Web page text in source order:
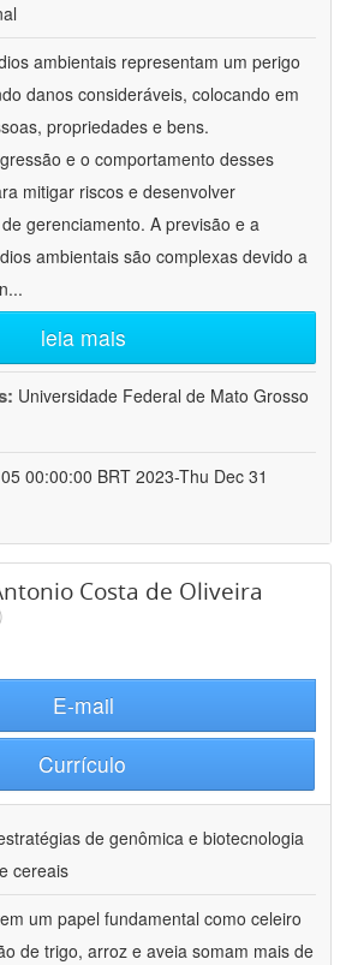
ambientais representam um perigo
danos consideráveis, colocando em
propriedades e bens.
e o comportamento desses
mitigar riscos e desenvolver
gerenciamento. A previsão e a
ambientais são complexas devido a
...
leia mais
Universidade Federal de Mato Grosso
00:00:00 BRT 2023-Thu Dec 31
Costa de Oliveira
E-mail
Currículo
de genômica e biotecnologia
cereais
um papel fundamental como celeiro
de trigo, arroz e aveia somam mais de